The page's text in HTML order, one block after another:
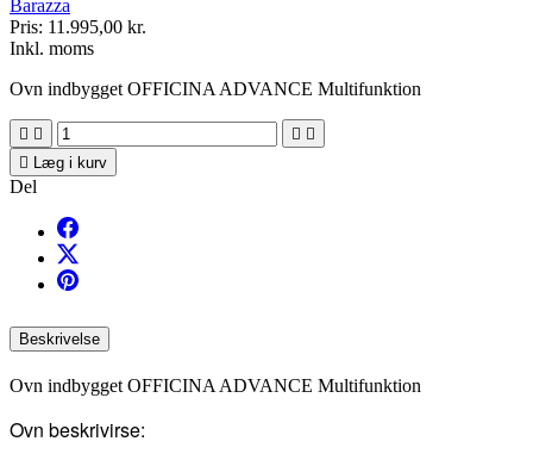
Barazza
Pris: 11.995,00 kr.
Inkl. moms
Ovn indbygget OFFICINA ADVANCE Multifunktion
   

Læg i kurv
Del
Beskrivelse
Ovn indbygget OFFICINA ADVANCE Multifunktion
Ovn beskrivirse: